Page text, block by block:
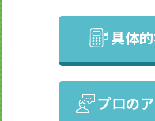
具体
プロの